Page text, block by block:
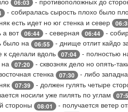
06:03
- собиралась сырость плохо было
есть идет но юг стенка и север
а вот 06:44 - северная 06:44 -
было на
06:55 - днище отлит кайдо
к сделали вдоль
07:04 - полностью
на
07:20 - сквозняк дело но опять-
стенка
07:30 - либо
07:39 - должен гулять четыре
носили уже пилять по углам
стороны
08:01 - получается ветер